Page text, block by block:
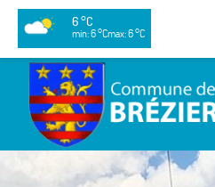
6 °C
min: 6 °Cmax: 6 °C